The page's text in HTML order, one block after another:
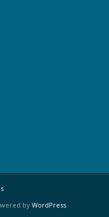
by WordPress.